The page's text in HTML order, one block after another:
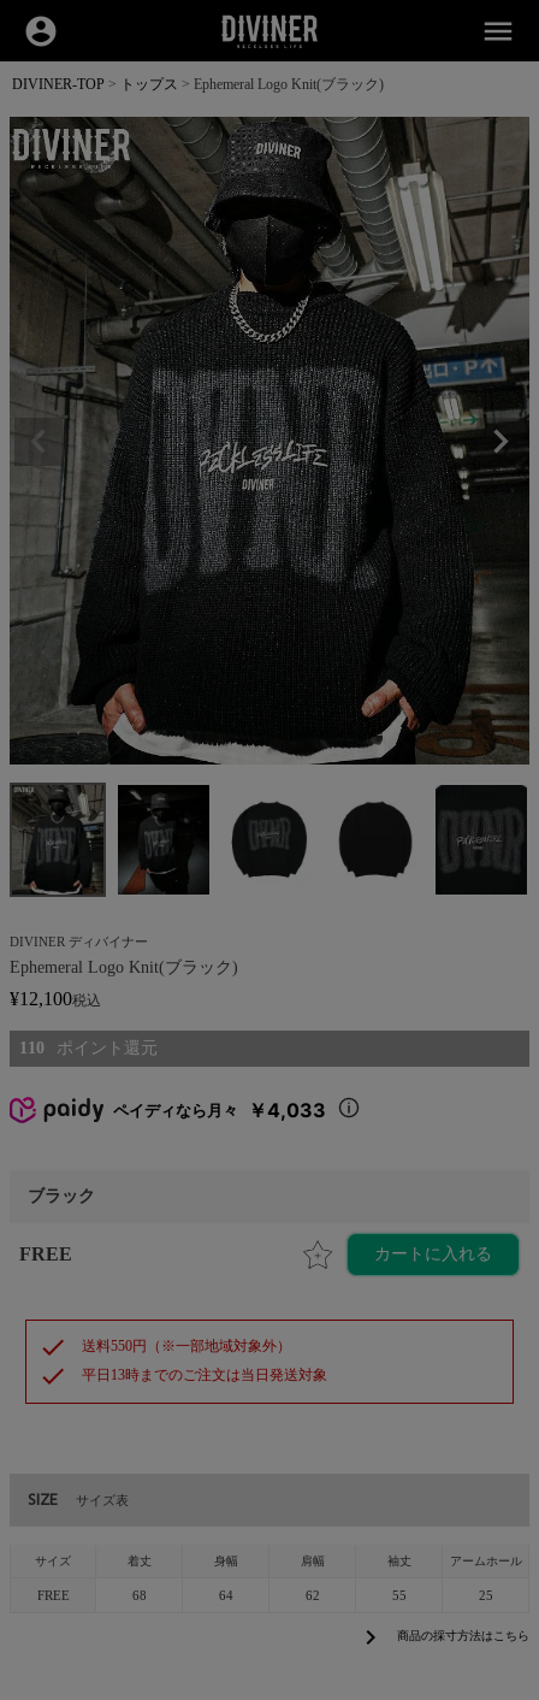
account_circle menu
DIVINER-TOP トップス Ephemeral Logo Knit(ブラック)
DIVINER ディバイナー
Ephemeral Logo Knit(ブラック)
¥12,100税込
110
ペイディなら月々 ￥4,033
ブラック
FREE カートに入れる
check 送料550円（※一部地域対象外）
check 平日13時までのご注文は当日発送対象
SIZE サイズ表
サイズ 着丈 身幅 肩幅 袖丈 アームホール
FREE 68 64 62 55 25
chevron_right 商品の採寸方法はこちら